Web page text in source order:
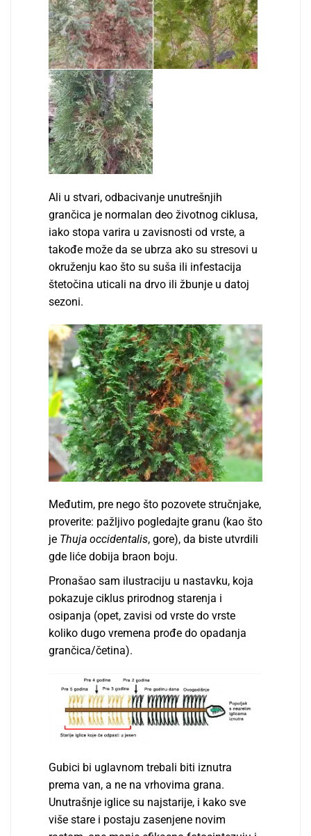
Ali u stvari, odbacivanje unutrešnjih
grančica je normalan deo životnog ciklusa,
iako stopa varira u zavisnosti od vrste, a
takođe može da se ubrza ako su stresovi u
okruženju kao što su suša ili infestacija
štetočina uticali na drvo ili žbunje u datoj
sezoni.
Međutim, pre nego što pozovete stručnjake,
proverite: pažlјivo pogledajte granu (kao što
je Thuja occidentalis, gore), da biste utvrdili
gde liće dobija braon boju.
Pronašao sam ilustraciju u nastavku, koja
pokazuje ciklus prirodnog starenja i
osipanja (opet, zavisi od vrste do vrste
koliko dugo vremena prođe do opadanja
grančica/četina).
Gubici bi uglavnom trebali biti iznutra
prema van, a ne na vrhovima grana.
Unutrašnje iglice su najstarije, i kako sve
više stare i postaju zasenjene novim